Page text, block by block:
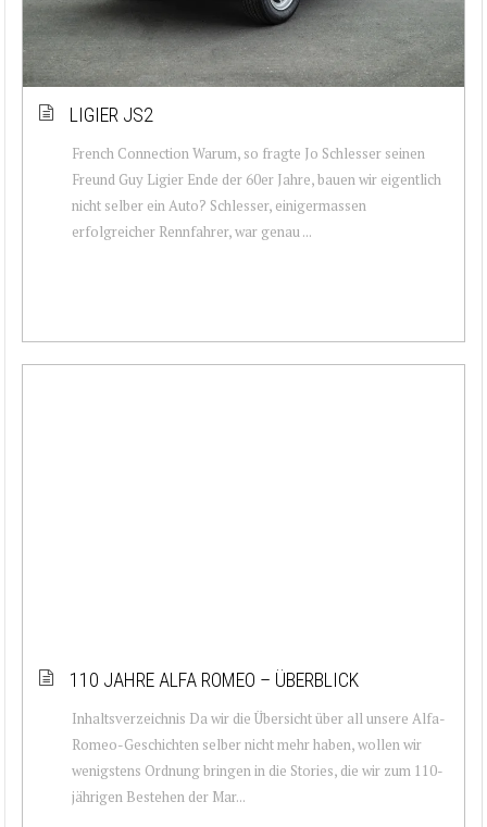
LIGIER JS2
French Connection Warum, so fragte Jo Schlesser seinen
Freund Guy Ligier Ende der 60er Jahre, bauen wir eigentlich
nicht selber ein Auto? Schlesser, einigermassen
erfolgreicher Rennfahrer, war genau ...
110 JAHRE ALFA ROMEO – ÜBERBLICK
Inhaltsverzeichnis Da wir die Übersicht über all unsere Alfa-
Romeo-Geschichten selber nicht mehr haben, wollen wir
wenigstens Ordnung bringen in die Stories, die wir zum 110-
jährigen Bestehen der Mar...